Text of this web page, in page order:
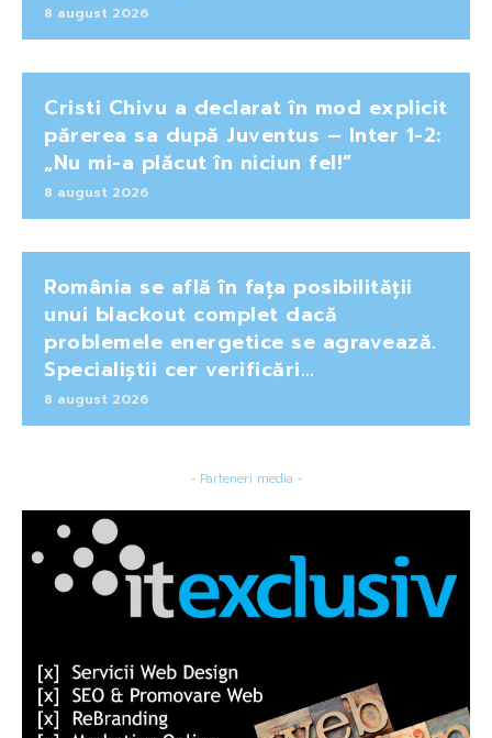
8 august 2026
Cristi Chivu a declarat în mod explicit
părerea sa după Juventus – Inter 1-2:
„Nu mi-a plăcut în niciun fel!”
8 august 2026
România se află în fața posibilității
unui blackout complet dacă
problemele energetice se agravează.
Specialiștii cer verificări…
8 august 2026
- Parteneri media -